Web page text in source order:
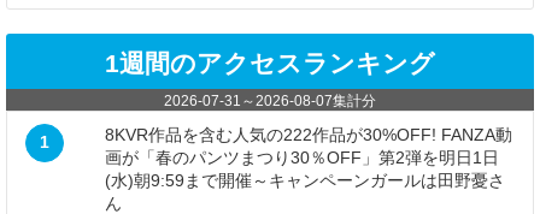
1週間のアクセスランキング
2026-07-31 ～2026-08-07集計分
1
8KVR作品を含む人気の222作品が30%OFF! FANZA動
画が「春のパンツまつり30％OFF」第2弾を明日1日
(水)朝9:59まで開催～キャンペーンガールは田野憂さ
ん